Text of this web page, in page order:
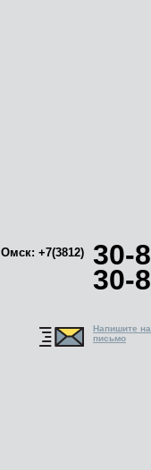
Омск: +7(3812) 30-
30-
Напишите
письмо